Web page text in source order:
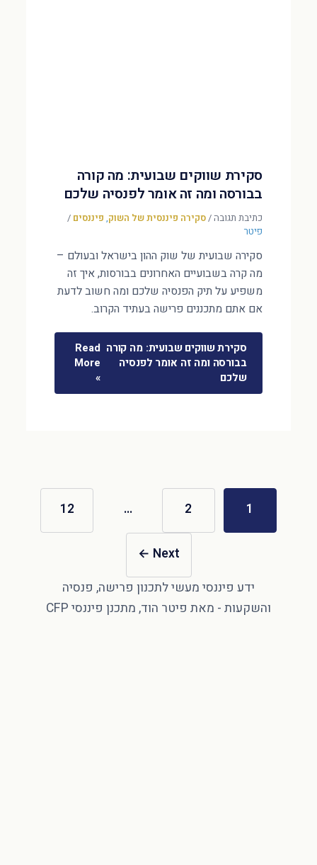
סקירת שווקים שבועית: מה קורה
בבורסה ומה זה אומר לפנסיה שלכם
כתיבת תגובה/סקירה פיננסית של השוק, פיננסים /
פיטר
סקירה שבועית של שוק ההון בישראל ובעולם –
מה קרה בשבועיים האחרונים בבורסות, איך זה
משפיע על תיק הפנסיה שלכם ומה חשוב לדעת
אם אתם מתכננים פרישה בעתיד הקרוב.
סקירת שווקים שבועית: מה קורה
בבורסה ומה זה אומר לפנסיה
שלכם
Read
More
»
1
2
…
12
Next
←